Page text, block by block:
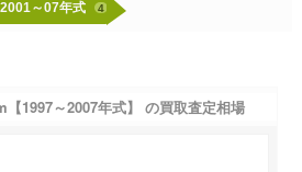
2001～07年式 4
1997～2007年式】 の買取査定相場